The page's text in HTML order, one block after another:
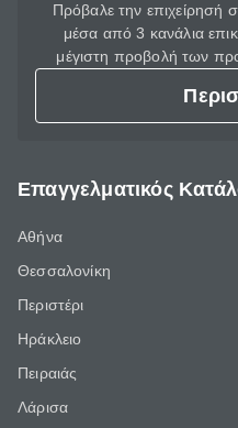
Πρόβαλε την
μέσα από 3 κανάλια
μέγιστη προβολή των
Επαγγελματικός
Αθήνα
Θεσσαλονίκη
Περιστέρι
Ηράκλειο
Πειραιάς
Λάρισα